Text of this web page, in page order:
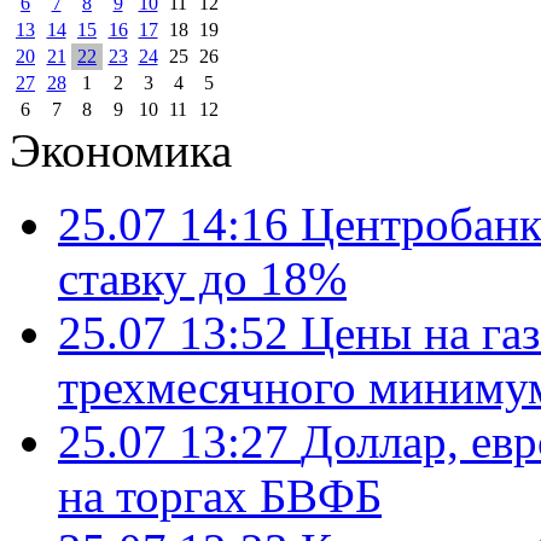
13
14 15 16 17 18
19
20
21 22 23 24 25
26
27
28 1 2 3 4
5
6
7 8 9 10 11 12
Экономика
25.07 14:16
ставку до 18%
25.07 13:52 Цены на
трехмесячного
25.07 13:27 Доллар,
на торгах БВФБ